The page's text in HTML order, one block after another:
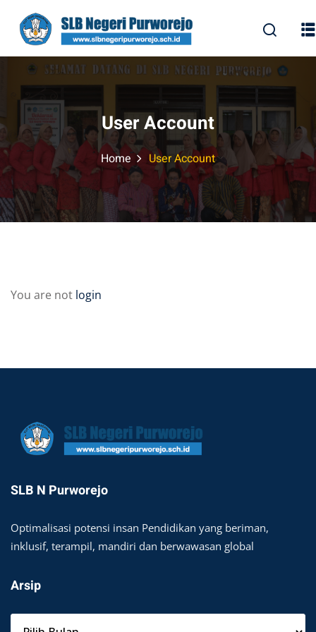
content
User Account
Home User Account
You are not login
SLB N Purworejo
Optimalisasi potensi insan Pendidikan yang beriman,
inklusif, terampil, mandiri dan berwawasan global
Arsip